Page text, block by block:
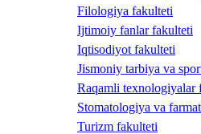
Filologiya fakulteti
Ijtimoiy fanlar fakulteti
Iqtisodiyot fakulteti
Jismoniy tarbiya va
Raqamli texnologiyalar
Stomatologiya va
Turizm fakulteti